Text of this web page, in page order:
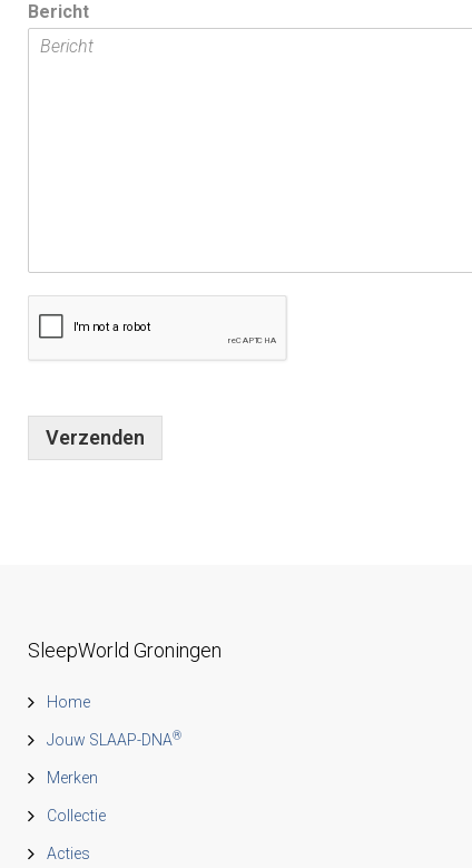
m
k
e
Bericht
Verzenden
SleepWorld Groningen
Home
Jouw SLAAP-DNA®
Merken
Collectie
Acties